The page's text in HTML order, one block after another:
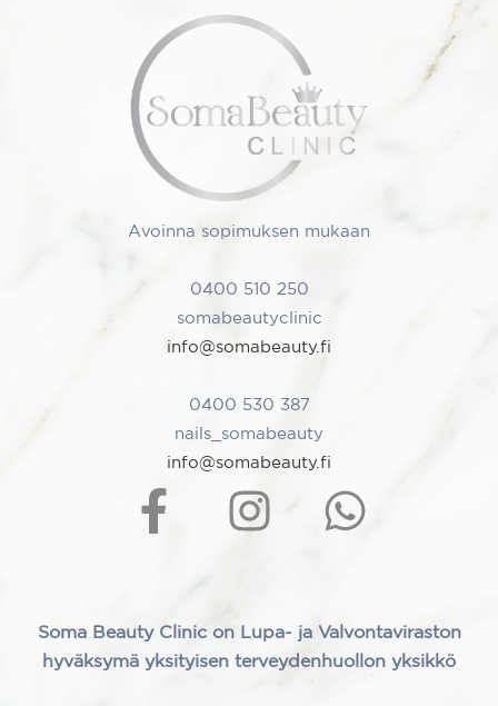
Avoinna sopimuksen mukaan
0400 510 250
somabeautyclinic
info@somabeauty.fi
0400 530 387
nails_somabeauty
info@somabeauty.fi
Soma Beauty Clinic on Lupa- ja Valvontaviraston
hyväksymä yksityisen terveydenhuollon yksikkö